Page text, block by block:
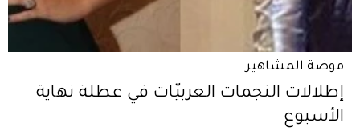
موضة المشاهير
إطلالات النجمات العربيّات في عطلة نهاية
الأسبوع